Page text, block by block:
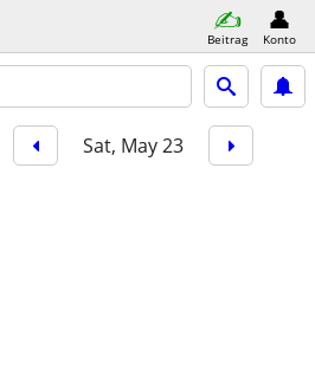
Beitrag Konto
Sat, May 23